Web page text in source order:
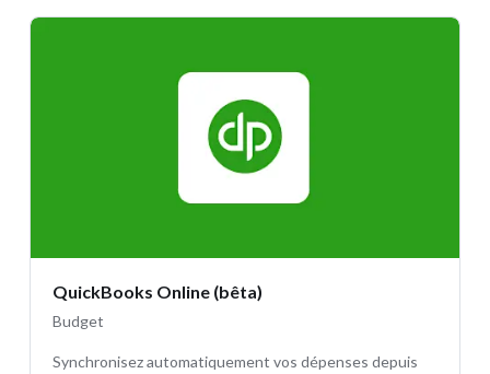
QuickBooks Online (bêta)
Budget
Synchronisez automatiquement vos dépenses depuis